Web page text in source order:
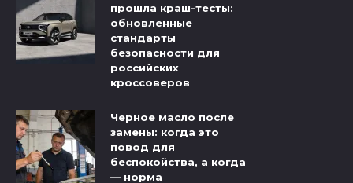
прошла краш-тесты:
обновленные
стандарты
безопасности для
российских
кроссоверов
Черное масло после
замены: когда это
повод для
беспокойства, а когда
— норма